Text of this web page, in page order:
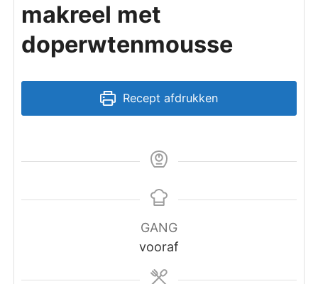
makreel met
doperwtenmousse
Recept afdrukken
GANG
vooraf